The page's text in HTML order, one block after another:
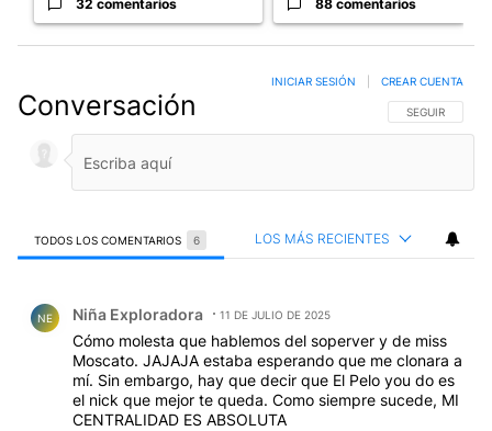
32 comentarios 88 comentarios
Conversación SIGA ESTA
SEGUIR
INICIAR SESIÓN CREAR CUENTA
TODOS LOS COMENTARIOS 6 LOS MÁS RECIENTES
NE Niña Exploradora 11 DE JULIO DE 2025
Cómo molesta que hablemos del soperver y de miss
Moscato. JAJAJA estaba esperando que me clonara a
mí. Sin embargo, hay que decir que El Pelo you do es
el nick que mejor te queda. Como siempre sucede, MI
CENTRALIDAD ES ABSOLUTA